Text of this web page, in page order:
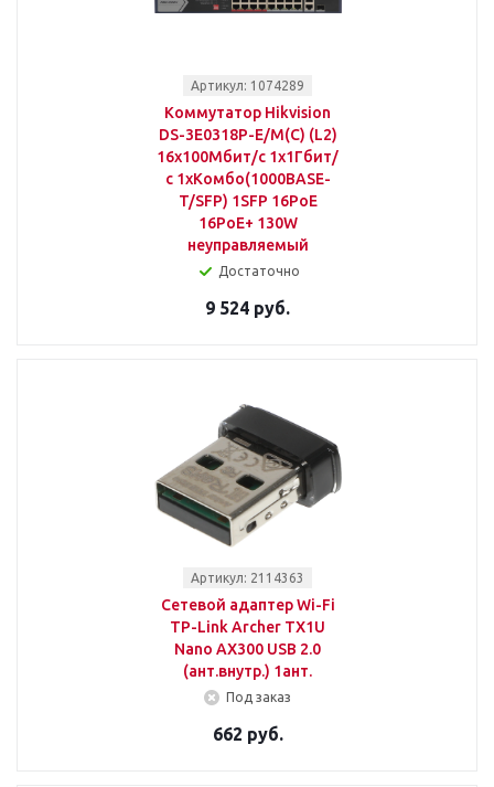
Артикул: 1074289
Коммутатор Hikvision
DS-3E0318P-E/M(C) (L2)
16x100Мбит/с 1x1Гбит/
с 1xКомбо(1000BASE-
T/SFP) 1SFP 16PoE
16PoE+ 130W
неуправляемый
Достаточно
9 524 руб.
Артикул: 2114363
Сетевой адаптер Wi-Fi
TP-Link Archer TX1U
Nano AX300 USB 2.0
(ант.внутр.) 1ант.
Под заказ
662 руб.